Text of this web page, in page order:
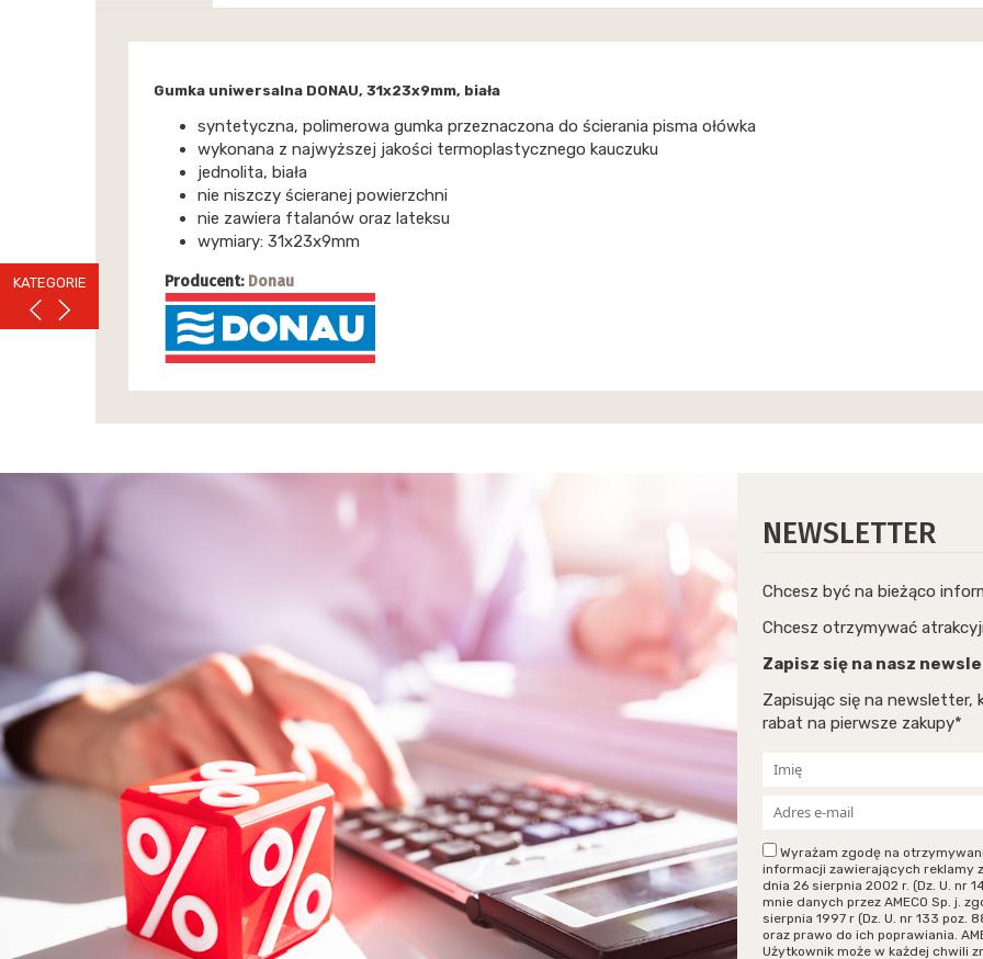
KATEGORIE
Gumka uniwersalna DONAU, 31x23x9mm, biała
syntetyczna, polimerowa gumka przeznaczona do ścierania pisma ołówka
wykonana z najwyższej jakości termoplastycznego kauczuku
jednolita, biała
nie niszczy ścieranej powierzchni
nie zawiera ftalanów oraz lateksu
wymiary: 31x23x9mm
Producent: Donau
NEWSLETTER
Chcesz być na bieżąco
Chcesz otrzymywać
Zapisz się na nasz
Zapisując się na
rabat na pierwsze zakupy*
Wyrażam zgodę na
informacji zawierających reklamy
dnia 26 sierpnia 2002 r. (Dz. U. nr
mnie danych przez AMECO Sp. j.
sierpnia 1997 r (Dz. U. nr 133 poz.
oraz prawo do ich poprawiania.
Użytkownik może w każdej chwili